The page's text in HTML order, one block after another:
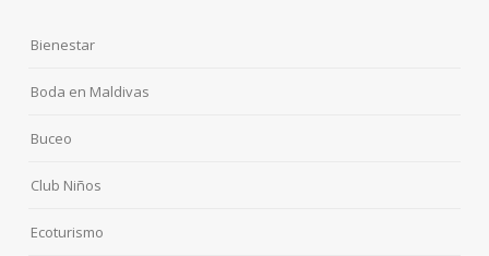
Bienestar
Boda en Maldivas
Buceo
Club Niños
Ecoturismo